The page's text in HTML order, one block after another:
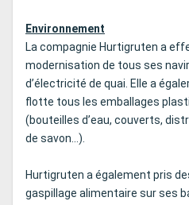
Environnement
La compagnie Hurtigruten a
modernisation de tous ses
d’électricité de quai. Elle a
flotte tous les emballages
(bouteilles d’eau, couverts,
de savon…).
Hurtigruten a également pris
gaspillage alimentaire sur ses